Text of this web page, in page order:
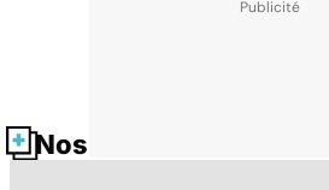
Nos fiches santé